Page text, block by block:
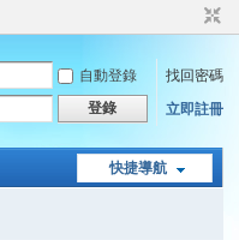
自動登錄
找回密碼
登錄 立即註冊
快捷導航